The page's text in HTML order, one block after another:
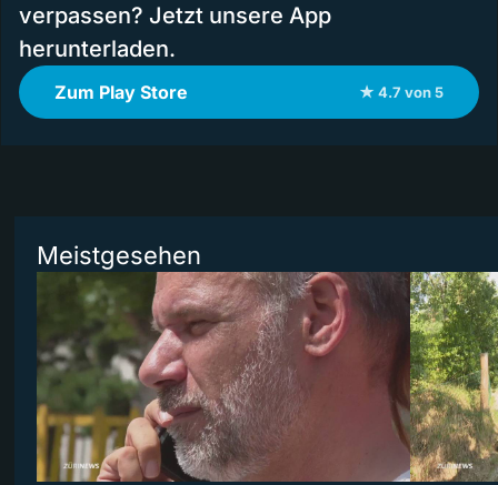
verpassen? Jetzt unsere App
herunterladen.
Zum Play Store ★ 4.7 von 5
Meistgesehen